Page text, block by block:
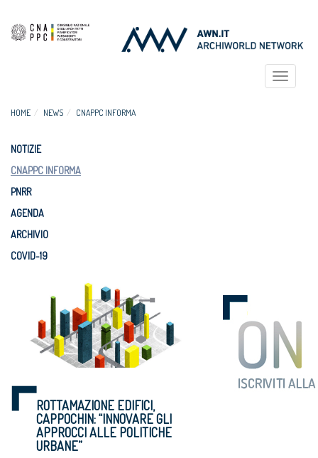
Toggle
HOME NEWS CNAPPC INFORMA
NOTIZIE
CNAPPC INFORMA
PNRR
AGENDA
ARCHIVIO
COVID-19
ROTTAMAZIONE EDIFICI,
CAPPOCHIN: “INNOVARE GLI
APPROCCI ALLE POLITICHE
URBANE”